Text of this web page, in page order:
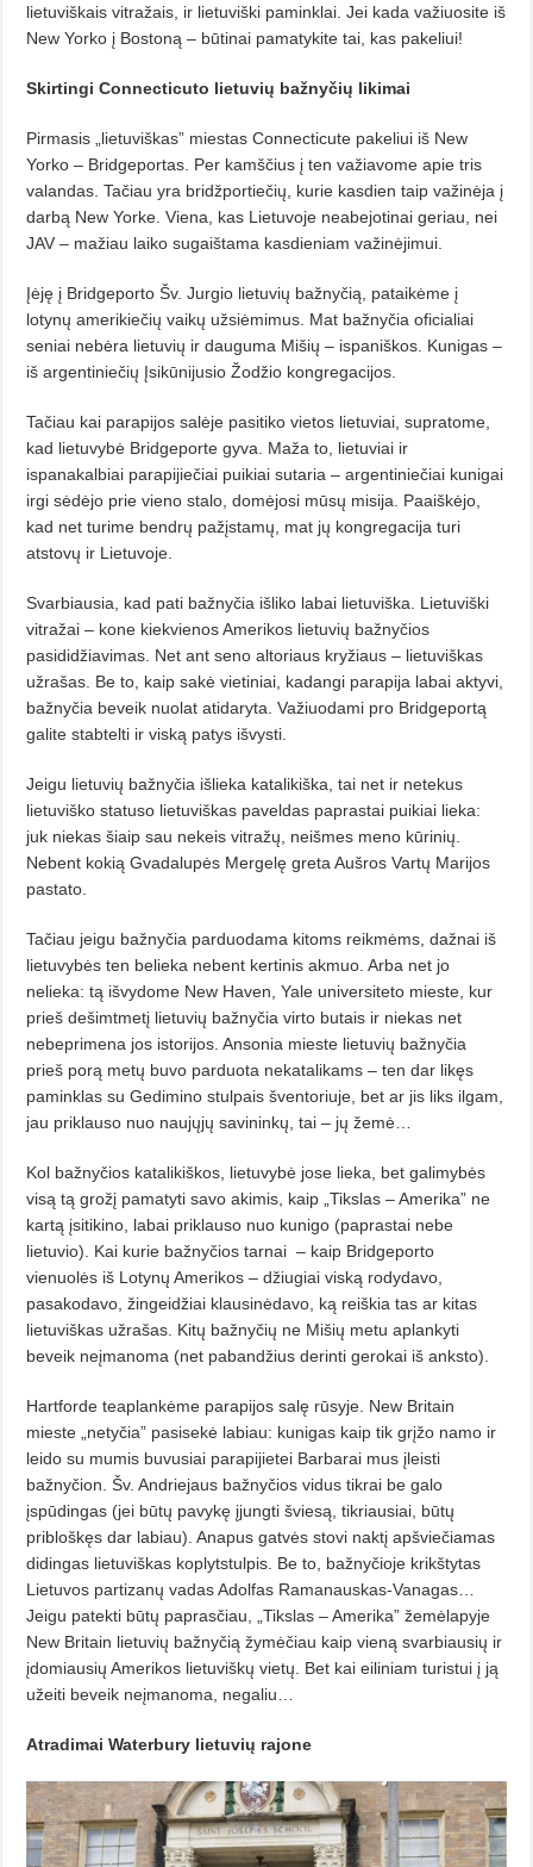
lietuviškais vitražais, ir lietuviški paminklai. Jei kada važiuosite iš
New Yorko į Bostoną – būtinai pamatykite tai, kas pakeliui!
Skirtingi Connecticuto lietuvių bažnyčių likimai
Pirmasis „lietuviškas” miestas Connecticute pakeliui iš New
Yorko – Bridgeportas. Per kamščius į ten važiavome apie tris
valandas. Tačiau yra bridžportiečių, kurie kasdien taip važinėja į
darbą New Yorke. Viena, kas Lietuvoje neabejotinai geriau, nei
JAV – mažiau laiko sugaištama kasdieniam važinėjimui.
Įėję į Bridgeporto Šv. Jurgio lietuvių bažnyčią, pataikėme į
lotynų amerikiečių vaikų užsiėmimus. Mat bažnyčia oficialiai
seniai nebėra lietuvių ir dauguma Mišių – ispaniškos. Kunigas –
iš argentiniečių Įsikūnijusio Žodžio kongregacijos.
Tačiau kai parapijos salėje pasitiko vietos lietuviai, supratome,
kad lietuvybė Bridgeporte gyva. Maža to, lietuviai ir
ispanakalbiai parapijiečiai puikiai sutaria – argentiniečiai kunigai
irgi sėdėjo prie vieno stalo, domėjosi mūsų misija. Paaiškėjo,
kad net turime bendrų pažįstamų, mat jų kongregacija turi
atstovų ir Lietuvoje.
Svarbiausia, kad pati bažnyčia išliko labai lietuviška. Lietuviški
vitražai – kone kiekvienos Amerikos lietuvių bažnyčios
pasididžiavimas. Net ant seno altoriaus kryžiaus – lietuviškas
užrašas. Be to, kaip sakė vietiniai, kadangi parapija labai aktyvi,
bažnyčia beveik nuolat atidaryta. Važiuodami pro Bridgeportą
galite stabtelti ir viską patys išvysti.
Jeigu lietuvių bažnyčia išlieka katalikiška, tai net ir netekus
lietuviško statuso lietuviškas paveldas paprastai puikiai lieka:
juk niekas šiaip sau nekeis vitražų, neišmes meno kūrinių.
Nebent kokią Gvadalupės Mergelę greta Aušros Vartų Marijos
pastato.
Tačiau jeigu bažnyčia parduodama kitoms reikmėms, dažnai iš
lietuvybės ten belieka nebent kertinis akmuo. Arba net jo
nelieka: tą išvydome New Haven, Yale universiteto mieste, kur
prieš dešimtmetį lietuvių bažnyčia virto butais ir niekas net
nebeprimena jos istorijos. Ansonia mieste lietuvių bažnyčia
prieš porą metų buvo parduota nekatalikams – ten dar likęs
paminklas su Gedimino stulpais šventoriuje, bet ar jis liks ilgam,
jau priklauso nuo naujųjų savininkų, tai – jų žemė…
Kol bažnyčios katalikiškos, lietuvybė jose lieka, bet galimybės
visą tą grožį pamatyti savo akimis, kaip „Tikslas – Amerika” ne
kartą įsitikino, labai priklauso nuo kunigo (paprastai nebe
lietuvio). Kai kurie bažnyčios tarnai – kaip Bridgeporto
vienuolės iš Lotynų Amerikos – džiugiai viską rodydavo,
pasakodavo, žingeidžiai klausinėdavo, ką reiškia tas ar kitas
lietuviškas užrašas. Kitų bažnyčių ne Mišių metu aplankyti
beveik neįmanoma (net pabandžius derinti gerokai iš anksto).
Hartforde teaplankėme parapijos salę rūsyje. New Britain
mieste „netyčia” pasisekė labiau: kunigas kaip tik grįžo namo ir
leido su mumis buvusiai parapijietei Barbarai mus įleisti
bažnyčion. Šv. Andriejaus bažnyčios vidus tikrai be galo
įspūdingas (jei būtų pavykę įjungti šviesą, tikriausiai, būtų
pribloškęs dar labiau). Anapus gatvės stovi naktį apšviečiamas
didingas lietuviškas koplytstulpis. Be to, bažnyčioje krikštytas
Lietuvos partizanų vadas Adolfas Ramanauskas-Vanagas…
Jeigu patekti būtų paprasčiau, „Tikslas – Amerika” žemėlapyje
New Britain lietuvių bažnyčią žymėčiau kaip vieną svarbiausių ir
įdomiausių Amerikos lietuviškų vietų. Bet kai eiliniam turistui į ją
užeiti beveik neįmanoma, negaliu…
Atradimai Waterbury lietuvių rajone